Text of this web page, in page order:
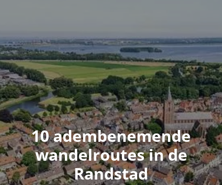
10 adembenemende
wandelroutes in de
Randstad